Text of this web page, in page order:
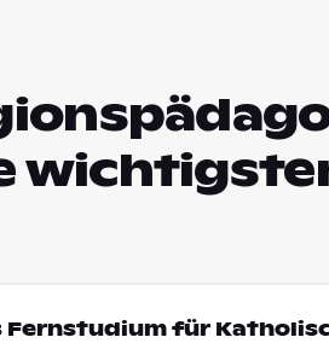
Fernstudium für